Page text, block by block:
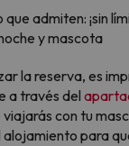
admiten: ¡sin
y mascota
la reserva, es
a través del
con tu
para